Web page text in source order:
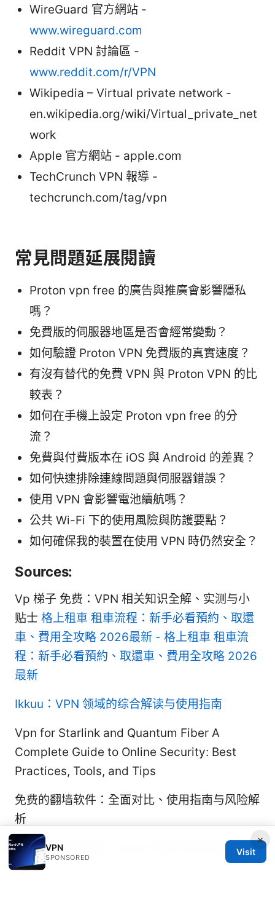
WireGuard 官方網站 -
www.wireguard.com
Reddit VPN 討論區 -
www.reddit.com/r/VPN
Wikipedia – Virtual private network -
en.wikipedia.org/wiki/Virtual_private_net
work
Apple 官方網站 - apple.com
TechCrunch VPN 報導 -
techcrunch.com/tag/vpn
常見問題延展閱讀
Proton vpn free 的廣告與推廣會影響隱私
嗎？
免費版的伺服器地區是否會經常變動？
如何驗證 Proton VPN 免費版的真實速度？
有沒有替代的免費 VPN 與 Proton VPN 的比
較表？
如何在手機上設定 Proton vpn free 的分
流？
免費與付費版本在 iOS 與 Android 的差異？
如何快速排除連線問題與伺服器錯誤？
使用 VPN 會影響電池續航嗎？
公共 Wi-Fi 下的使用風險與防護要點？
如何確保我的裝置在使用 VPN 時仍然安全？
Sources:
Vp 梯子 免费：VPN 相关知识全解、实测与小
贴士 格上租車 租車流程：新手必看預約、取還
車、費用全攻略 2026最新 - 格上租車 租車流
程：新手必看預約、取還車、費用全攻略 2026
最新
Ikkuu：VPN 领域的综合解读与使用指南
Vpn for Starlink and Quantum Fiber A
Complete Guide to Online Security: Best
Practices, Tools, and Tips
免费的翻墙软件：全面对比、使用指南与风险解
析
Letvpn 官网下载 | Letvpn 官网下载与VPN使用
指南
×
VPN
SPONSORED
Visit